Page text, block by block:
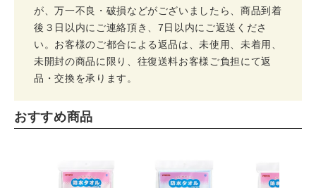
が、万一不良・破損などがございましたら、商品到着
後３日以内にご連絡頂き、7日以内にご返送くださ
い。お客様のご都合による返品は、未使用、未着用、
未開封の商品に限り、往復送料お客様ご負担にて返
品・交換を承ります。
おすすめ商品